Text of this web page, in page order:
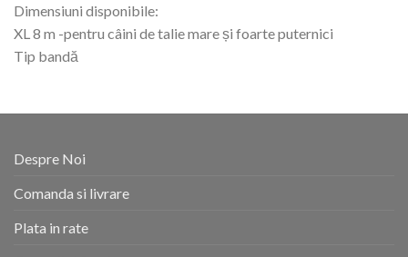
Dimensiuni disponibile:
XL 8 m -pentru câini de talie mare și foarte puternici
Tip bandă
Despre Noi
Comanda si livrare
Plata in rate